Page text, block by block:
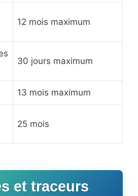
12 mois maximum
30 jours maximum
13 mois maximum
25 mois
et traceurs